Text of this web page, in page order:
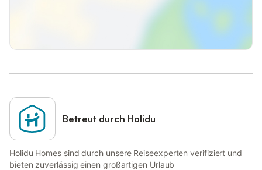
Betreut durch Holidu
Holidu Homes sind durch unsere Reiseexperten verifiziert und
bieten zuverlässig einen großartigen Urlaub